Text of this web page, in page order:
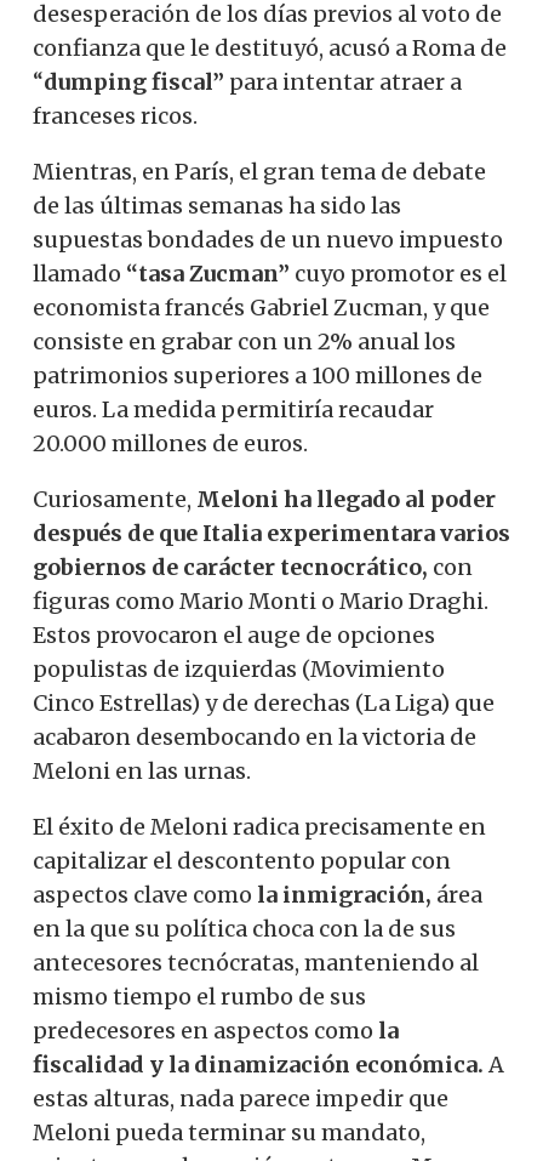
desesperación de los días previos al voto de
confianza que le destituyó, acusó a Roma de
“dumpingfiscal” para intentar atraer a
franceses ricos.
Mientras, en París, el gran tema de debate
de las últimas semanas ha sido las
supuestas bondades de un nuevo impuesto
llamado “tasaZucman” cuyo promotor es el
economista francés Gabriel Zucman, y que
consiste en grabar con un 2% anual los
patrimonios superiores a 100 millones de
euros. La medida permitiría recaudar
20.000 millones de euros.
Curiosamente, Meloni ha llegado al poder
después de que Italia experimentara varios
gobiernos de carácter tecnocrático, con
figuras como Mario Monti o Mario Draghi.
Estos provocaron el auge de opciones
populistas de izquierdas (Movimiento
Cinco Estrellas) y de derechas (La Liga) que
acabaron desembocando en la victoria de
Meloni en las urnas.
El éxito de Meloni radica precisamente en
capitalizar el descontento popular con
aspectos clave como la inmigración, área
en la que su política choca con la de sus
antecesores tecnócratas, manteniendo al
mismo tiempo el rumbo de sus
predecesores en aspectos como la
fiscalidad y la dinamización económica. A
estas alturas, nada parece impedir que
Meloni pueda terminar su mandato,